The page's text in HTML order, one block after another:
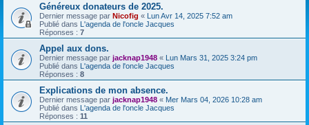
Généreux donateurs de 2025.
Dernier message par Nicofig « Lun Avr 14, 2025 7:52 am
Publié dans L'agenda de l'oncle Jacques
Réponses : 7
Appel aux dons.
Dernier message par jacknap1948 « Lun Mars 31, 2025 3:24 pm
Publié dans L'agenda de l'oncle Jacques
Réponses : 8
Explications de mon absence.
Dernier message par jacknap1948 « Mer Mars 04, 2026 10:28 am
Publié dans L'agenda de l'oncle Jacques
Réponses : 11